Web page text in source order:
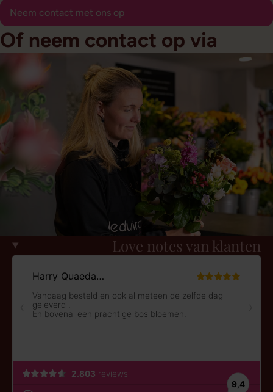
Neem contact met ons op
Of neem contact op via
Love notes van klanten